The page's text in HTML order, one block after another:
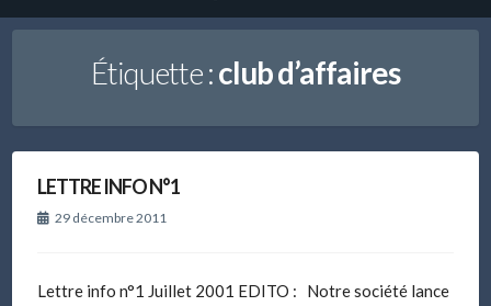
Étiquette :club d’affaires
LETTRE INFO N°1
29 décembre 2011
Lettre info n°1 Juillet 2001 EDITO : Notre société lance